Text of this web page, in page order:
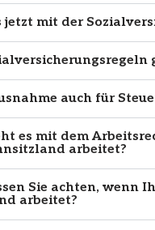
jetzt mit der
auch für
es mit dem
arbeitet?
Sie achten, wenn
arbeitet?